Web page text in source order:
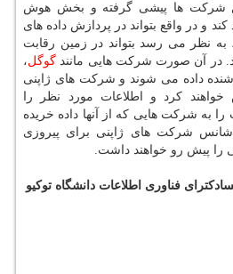
شركت ها پیشی گرفته و بخش هوش
و در واقع بتواند در پردازش داده های
به نظر می رسد بتواند در زمین رقابت
در آن صورت شركت هایی مانند گوگل،
داده می شوند و شركت های ژاپنی
كرد و اطلاعات مورد نظر را
را به شركت هایی كه از آنها داده خریده
شانس شركت های ژاپنی برای پیروزی
را پیش رو خواهند داشت.
فناوری اطلاعات دانشگاه توكیو